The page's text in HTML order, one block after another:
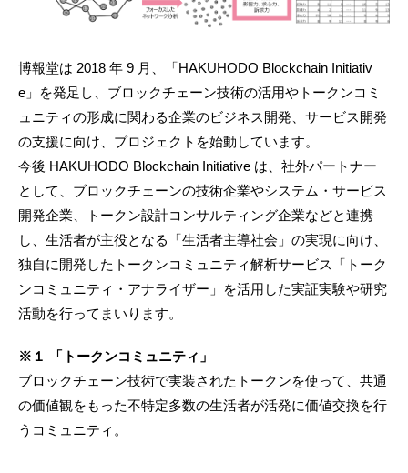
博報堂は 2018 年 9 月、「HAKUHODO Blockchain Initiativ
e」を発足し、ブロックチェーン技術の活用やトークンコミ
ュニティの形成に関わる企業のビジネス開発、サービス開発
の支援に向け、プロジェクトを始動しています。
今後 HAKUHODO Blockchain Initiative は、社外パートナー
として、ブロックチェーンの技術企業やシステム・サービス
開発企業、トークン設計コンサルティング企業などと連携
し、生活者が主役となる「生活者主導社会」の実現に向け、
独自に開発したトークンコミュニティ解析サービス「トーク
ンコミュニティ・アナライザー」を活用した実証実験や研究
活動を行ってまいります。
※１ 「トークンコミュニティ」
ブロックチェーン技術で実装されたトークンを使って、共通
の価値観をもった不特定多数の生活者が活発に価値交換を行
うコミュニティ。